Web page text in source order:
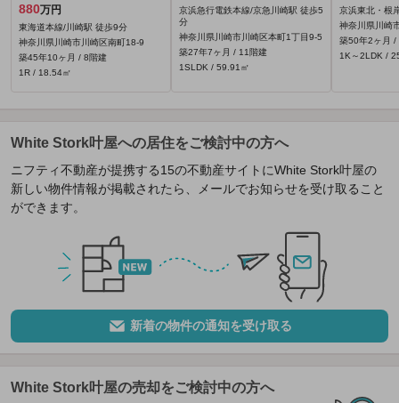
880万円
東海道本線/川崎駅 徒歩9分
神奈川県川崎市川崎区南町18‐9
築45年10ヶ月 / 8階建
1R / 18.54㎡
京浜急行電鉄本線/京急川崎駅 徒歩5
分
神奈川県川崎市川崎区本町1丁目9‐5
築27年7ヶ月 / 11階建
1SLDK / 59.91㎡
京浜東北・根
神奈川県川崎
築50年2ヶ月 /
1K～2LDK /
White Stork叶屋への居住をご検討中の方へ
ニフティ不動産が提携する15の不動産サイトにWhite Stork叶屋の
新しい物件情報が掲載されたら、メールでお知らせを受け取ること
ができます。
新着の物件の通知を受け取る
White Stork叶屋の売却をご検討中の方へ